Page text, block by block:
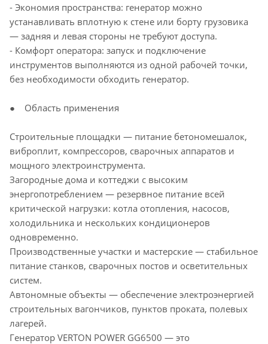
- Экономия пространства: генератор можно
устанавливать вплотную к стене или борту грузовика
— задняя и левая стороны не требуют доступа.
- Комфорт оператора: запуск и подключение
инструментов выполняются из одной рабочей точки,
без необходимости обходить генератор.
● Область применения
Строительные площадки — питание бетономешалок,
виброплит, компрессоров, сварочных аппаратов и
мощного электроинструмента.
Загородные дома и коттеджи с высоким
энергопотреблением — резервное питание всей
критической нагрузки: котла отопления, насосов,
холодильника и нескольких кондиционеров
одновременно.
Производственные участки и мастерские — стабильное
питание станков, сварочных постов и осветительных
систем.
Автономные объекты — обеспечение электроэнергией
строительных вагончиков, пунктов проката, полевых
лагерей.
Генератор VERTON POWER GG6500 — это